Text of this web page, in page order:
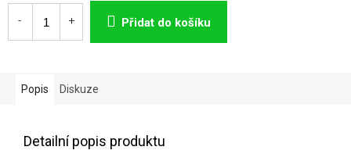
Měrná
cena:
Přidat do košíku
Popis Diskuze
Detailní popis produktu